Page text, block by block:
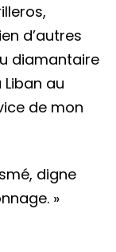
d’autres
diamantaire
Liban au
de mon
digne
»